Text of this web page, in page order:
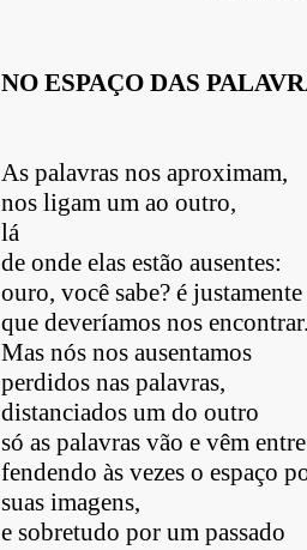
NO ESPAÇO DAS
As palavras nos aproximam,
nos ligam um ao outro,
lá
de onde elas estão ausentes:
ouro, você sabe? é
que deveríamos nos
Mas nós nos ausentamos
perdidos nas palavras,
distanciados um do outro
só as palavras vão e vêm
fendendo às vezes o espaço
suas imagens,
e sobretudo por um passado